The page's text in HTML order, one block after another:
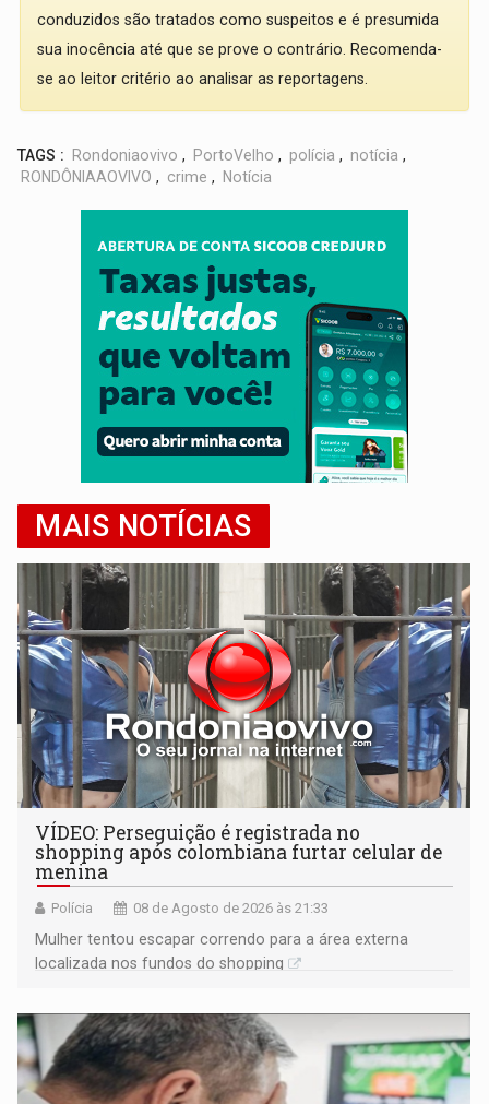
conduzidos são tratados como suspeitos e é presumida
sua inocência até que se prove o contrário. Recomenda-
se ao leitor critério ao analisar as reportagens.
TAGS : Rondoniaovivo , PortoVelho , polícia , notícia ,
RONDÔNIAAOVIVO , crime , Notícia
MAIS NOTÍCIAS
VÍDEO: Perseguição é registrada no
shopping após colombiana furtar celular de
menina
Polícia 08 de Agosto de 2026 às 21:33
Mulher tentou escapar correndo para a área externa
localizada nos fundos do shopping